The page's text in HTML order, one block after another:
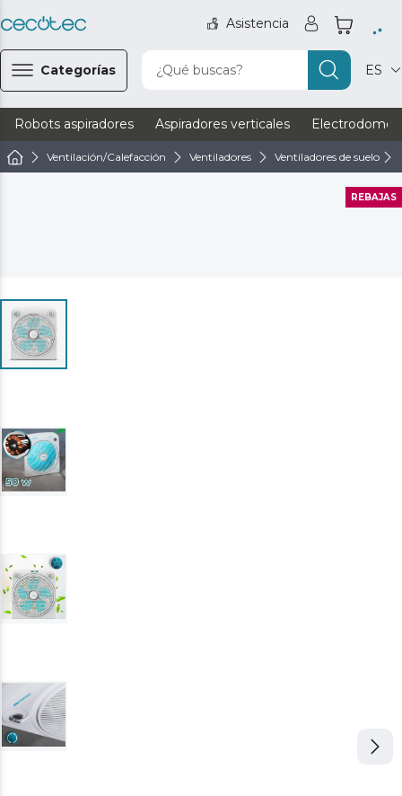
Asistencia
Categorías ¿Qué buscas? ES
Robots aspiradores Aspiradores verticales
Ventilación/Calefacción Ventiladores Ventiladores de suelo
REBAJAS